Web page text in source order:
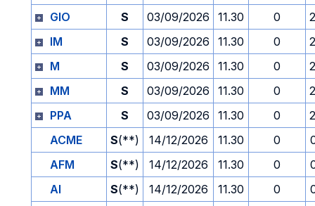
GIO
S 03/09/2026 11.30 0
IM
S 03/09/2026 11.30 0
M
S 03/09/2026 11.30 0
MM
S 03/09/2026 11.30 0
PPA
S 03/09/2026 11.30 0
ACME
S(**) 14/12/2026 11.30 0
AFM
S(**) 14/12/2026 11.30 0
AI
S(**) 14/12/2026 11.30 0